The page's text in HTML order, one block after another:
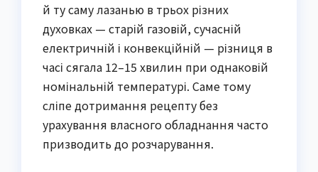
й ту саму лазанью в трьох різних
духовках — старій газовій, сучасній
електричній і конвекційній — різниця в
часі сягала 12–15 хвилин при однаковій
номінальній температурі. Саме тому
сліпе дотримання рецепту без
урахування власного обладнання часто
призводить до розчарування.